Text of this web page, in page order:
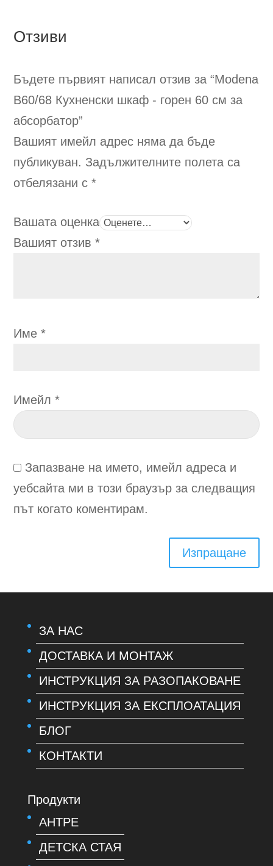
Отзиви
Бъдете първият написал отзив за “Modena
B60/68 Кухненски шкаф - горен 60 см за
абсорбатор”
Вашият имейл адрес няма да бъде
публикуван. Задължителните полета са
отбелязани с*
Вашата оценка
Вашият отзив*
Име*
Имейл*
Запазване на името, имейл адреса и
уебсайта ми в този браузър за следващия
път когато коментирам.
Изпращане
ЗА НАС
ДОСТАВКА И МОНТАЖ
ИНСТРУКЦИЯ ЗА РАЗОПАКОВАНЕ
ИНСТРУКЦИЯ ЗА ЕКСПЛОАТАЦИЯ
БЛОГ
КОНТАКТИ
Продукти
АНТРЕ
ДЕТСКА СТАЯ